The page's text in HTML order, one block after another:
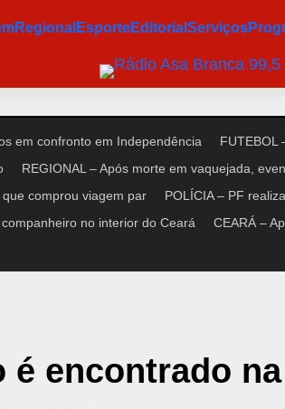
Regional EsporteEditorial Serviços
em confronto em Independência
FUTEBOL
REGIONAL – Após morte em vaquejada,
que comprou viagem par
POLÍCIA – PF
no interior do Ceará
CEARÁ –
é encontrado